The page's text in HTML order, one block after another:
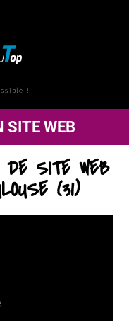
!
SITE WEB
DE SITE WEB
(31)